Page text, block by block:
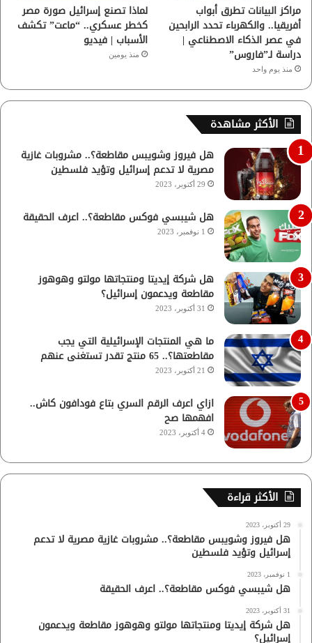
مراكز البيانات تطرق أبواب
أفريقيا.. والكهرباء تحدد الرابحين
في عصر الذكاء الاصطناعي |
دراسة لـ”فاروس”
منذ يوم واحد
لماذا تصنع إسرائيل صورة مصر
كخطر عسكري.. “ماعت” تكشف
الأسباب | فيديو
منذ يومين
الأكثر مشاهدة
هل فيروز وشويبس مقاطعة؟.. مشروبات غازية
مصرية لا تدعم إسرائيل وتؤيد فلسطين
29 أكتوبر، 2023
هل شيبسي فوكس مقاطعة؟.. اعرف الحقيقة
1 نوفمبر، 2023
هل شركة إيديتا ومنتجاتها مولتو وهوهوز
مقاطعة ويدعمون إسرائيل؟
31 أكتوبر، 2023
ما هي المنتجات الإسرائيلية التي يجب
مقاطعتها؟.. 65 منتج تقدر تستغنى عنهم
21 أكتوبر، 2023
ازاي اعرف الرقم السري بتاع فودافون كاش..
افهمها صح
4 أكتوبر، 2023
الأكثر قراءة
29 أكتوبر، 2023
هل فيروز وشويبس مقاطعة؟.. مشروبات غازية مصرية لا تدعم
إسرائيل وتؤيد فلسطين
1 نوفمبر، 2023
هل شيبسي فوكس مقاطعة؟.. اعرف الحقيقة
31 أكتوبر، 2023
هل شركة إيديتا ومنتجاتها مولتو وهوهوز مقاطعة ويدعمون
إسرائيل؟